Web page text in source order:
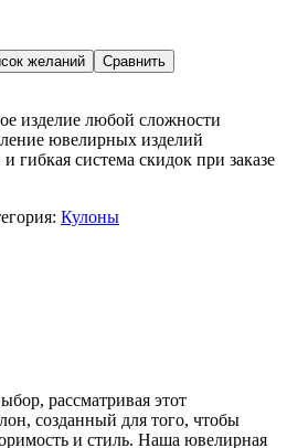
желаний Сравнить
изделие любой сложности
ювелирных изделий
гибкая система скидок при заказе
Кулоны
рассматривая этот
созданный для того, чтобы
и стиль. Наша ювелирная